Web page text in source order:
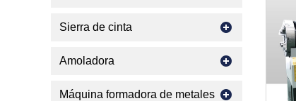
Sierra de cinta
Amoladora
Máquina formadora de metales